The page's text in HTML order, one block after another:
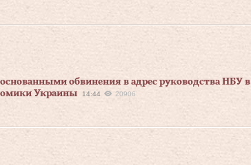
обвинения в адрес руководства НБУ в
Украины
14:44 20906